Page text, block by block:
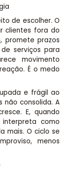
de escolher. O
clientes fora do
promete prazos
serviços para
movimento
É o medo
e frágil ao
não consolida. A
E, quando
como
mais. O ciclo se
menos